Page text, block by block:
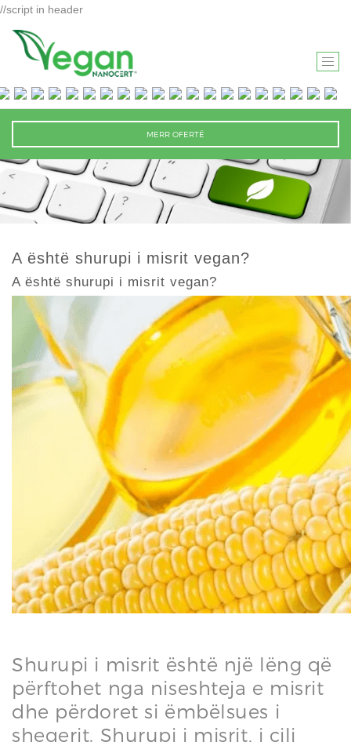
//script in header
T
O
G
G
L
N
A
V
T
I
O
N
MERR OFERTË
A është shurupi i misrit vegan?
A është shurupi i misrit vegan?
Shurupi i misrit është një lëng që
përftohet nga niseshteja e misrit
dhe përdoret si ëmbëlsues i
sheqerit. Shurupi i misrit, i cili